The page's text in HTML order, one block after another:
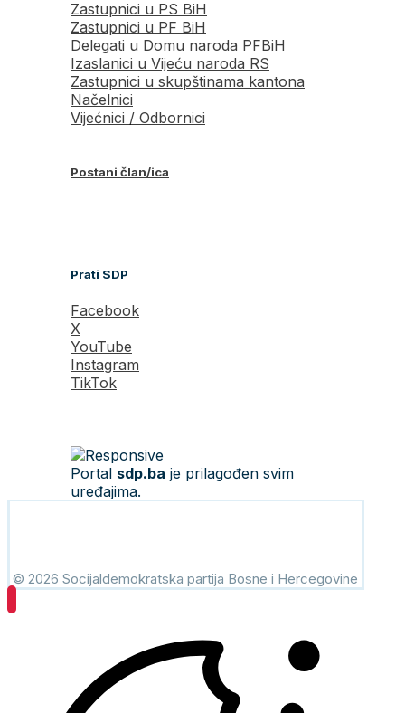
Zastupnici u PS BiH
Zastupnici u PF BiH
Delegati u Domu naroda PFBiH
Izaslanici u Vijeću naroda RS
Zastupnici u skupštinama kantona
Načelnici
Vijećnici / Odbornici
Postani član/ica
Prati SDP
Facebook
X
YouTube
Instagram
TikTok
Portal sdp.ba je prilagođen svim
uređajima.
© 2026 Socijaldemokratska partija Bosne i Hercegovine